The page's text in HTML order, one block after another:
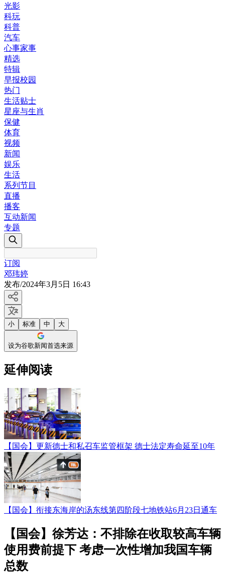
光影
科玩
科普
汽车
心事家事
精选
特辑
早报校园
热门
生活贴士
星座与生肖
保健
体育
视频
新闻
娱乐
生活
系列节目
直播
播客
互动新闻
专题
订阅
邓玮婷
发布/2024年3月5日 16:43
小 标准 中 大
设为谷歌新闻首选来源
延伸阅读
【国会】更新德士和私召车监管框架 德士法定寿命延至10年
【国会】衔接东海岸的汤东线第四阶段七地铁站6月23日通车
【国会】徐芳达：不排除在收取较高车辆
使用费前提下 考虑一次性增加我国车辆
总数